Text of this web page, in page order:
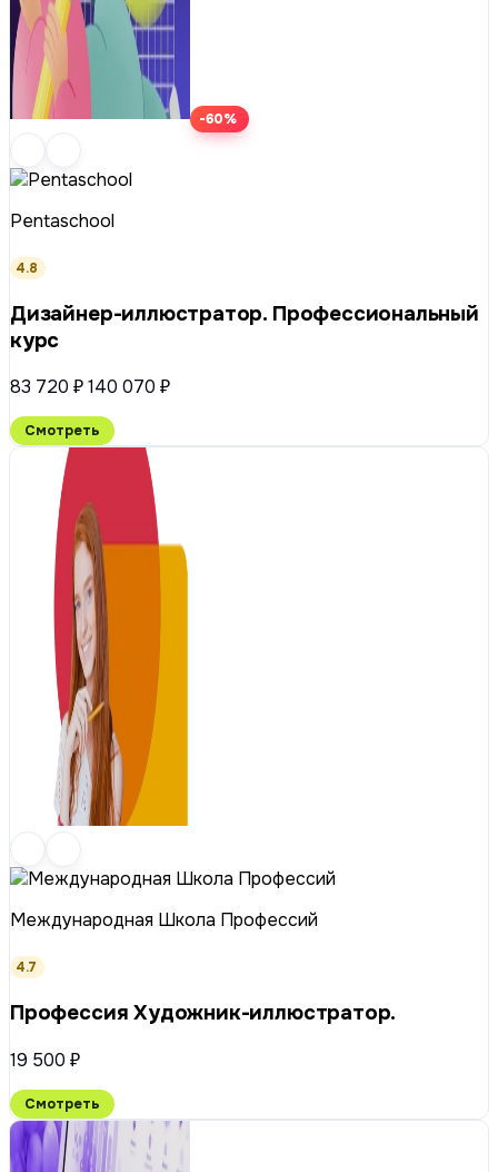
-60%
Pentaschool
4.8
Дизайнер-иллюстратор. Профессиональный
курс
83 720 ₽140 070 ₽
Смотреть
Международная Школа Профессий
4.7
Профессия Художник-иллюстратор.
19 500 ₽
Смотреть